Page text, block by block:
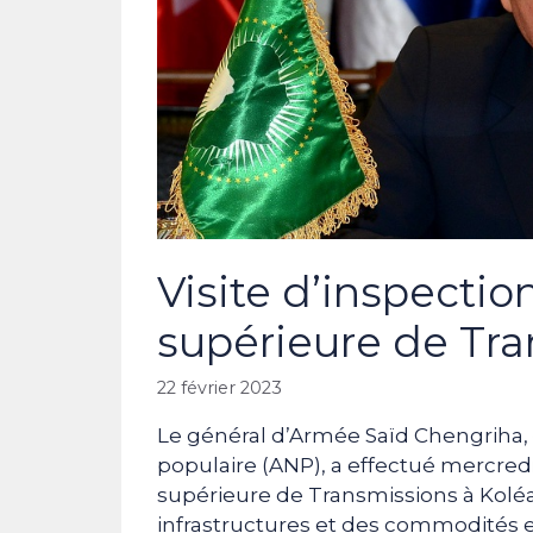
Visite
supérieure de
22 février 2023
Le général d’Armée Saïd
populaire (ANP), a effectué
supérieure de Transmissions à
infrastructures et des commodités